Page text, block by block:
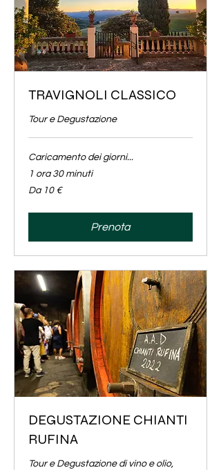
TRAVIGNOLI CLASSICO
Tour e Degustazione
Caricamento dei giorni...
1 ora 30 minuti
Da
10
Da 10 €
Prenota
DEGUSTAZIONE CHIANTI
RUFINA
Tour e Degustazione di vino e olio,